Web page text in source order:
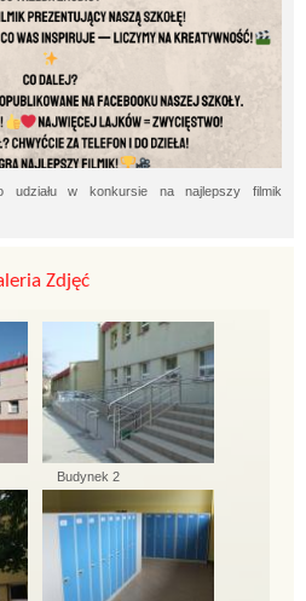
udziału w konkursie na najlepszy filmik
Zdjęć
Budynek 2